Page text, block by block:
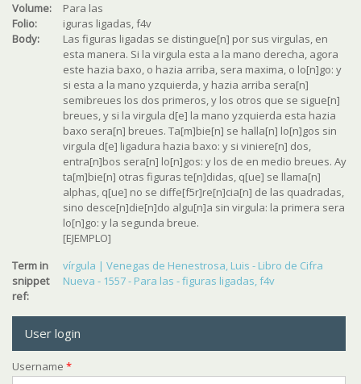
Volume:
Para las
Folio:
iguras ligadas, f4v
Body:
Las figuras ligadas se distingue[n] por sus virgulas, en
esta manera. Si la virgula esta a la mano derecha, agora
este hazia baxo, o hazia arriba, sera maxima, o lo[n]go: y
si esta a la mano yzquierda, y hazia arriba sera[n]
semibreues los dos primeros, y los otros que se sigue[n]
breues, y si la virgula d[e] la mano yzquierda esta hazia
baxo sera[n] breues. Ta[m]bie[n] se halla[n] lo[n]gos sin
virgula d[e] ligadura hazia baxo: y si viniere[n] dos,
entra[n]bos sera[n] lo[n]gos: y los de en medio breues. Ay
ta[m]bie[n] otras figuras te[n]didas, q[ue] se llama[n]
alphas, q[ue] no se diffe[f5r]re[n]cia[n] de las quadradas,
sino desce[n]die[n]do algu[n]a sin virgula: la primera sera
lo[n]go: y la segunda breue.
[EJEMPLO]
Term in
snippet
ref:
vírgula | Venegas de Henestrosa, Luis - Libro de Cifra
Nueva - 1557 - Para las - figuras ligadas, f4v
User login
Username *